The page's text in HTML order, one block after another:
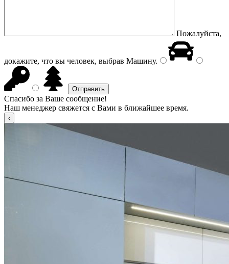
Пожалуйста,
докажите, что вы человек, выбрав Машину.
Спасибо за Ваше сообщение!
Наш менеджер свяжется с Вами в ближайшее время.